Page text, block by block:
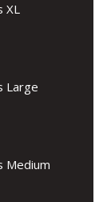
XL
Large
Medium